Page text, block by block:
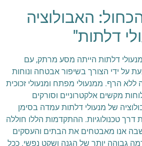
האבולוציה
דלתות"
דלתות הייתה מסע מרתק, עם
על ידי הצורך בשיפור אבטחה ונוחות
הרף. ממנעולי מפתח ומנעולי זכוכית
מקשים אלקטרוניים וסורקים
של מנעולי דלתות עמדה בסימן
דרך טכנולוגיות. ההתקדמות הללו חוללה
אנו מאבטחים את הבתים והעסקים
גבוהה יותר של הגנה ושקט נפשי. ככל